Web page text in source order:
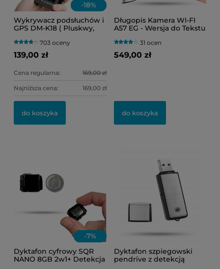
-18%
Wykrywacz podsłuchów i
GPS DM-K18 ( Pluskwy,
WI-FI )
703 oceny
139,00 zł
Cena regularna: 169,00 zł
Najniższa cena: 169,00 zł
do koszyka
Długopis Kamera WI-FI
A57 EG - Wersja do Tekstu
31 ocen
549,00 zł
do koszyka
-7%
Dyktafon cyfrowy SQR
NANO 8GB 2w1+ Detekcja
Dyktafon szpiegowski
pendrive z detekcją